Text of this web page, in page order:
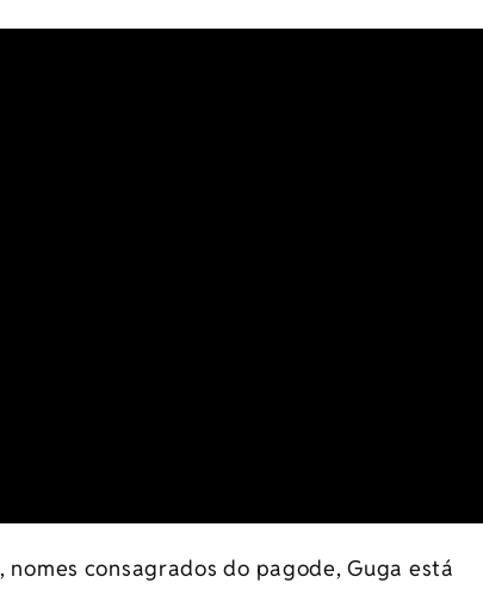
, nomes consagrados do pagode, Guga está